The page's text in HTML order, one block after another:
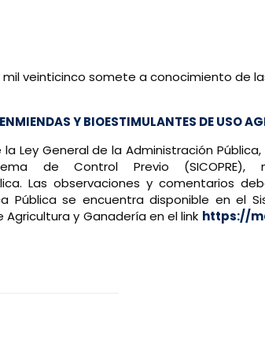
veinticinco somete a conocimiento de
Y BIOESTIMULANTES DE USO
Ley General de la Administración
de Control Previo (SICOPRE),
Las observaciones y comentarios
se encuentra disponible en el
Agricultura y Ganadería en el link https://